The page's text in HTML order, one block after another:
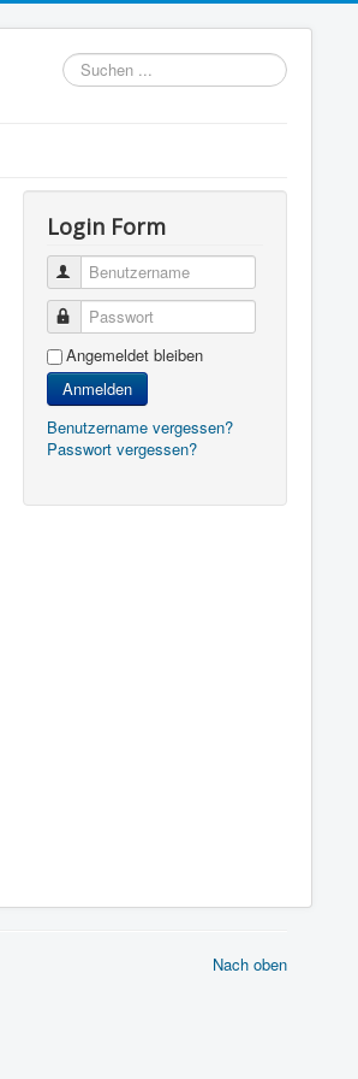
Suchen
...
Login Form
Benutzername
Passwort
Angemeldet bleiben
Anmelden
Benutzername vergessen?
Passwort vergessen?
Nach oben